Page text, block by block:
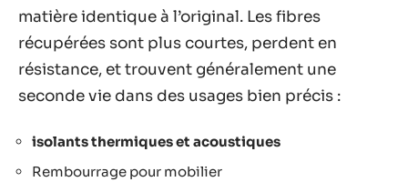
matière identique à l’original. Les fibres
récupérées sont plus courtes, perdent en
résistance, et trouvent généralement une
seconde vie dans des usages bien précis :
isolants thermiques et acoustiques
Rembourrage pour mobilier